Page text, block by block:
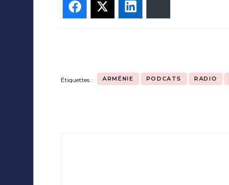
FacebookTwitter
Étiquettes : ARMÉNIE PODCATS RADIO